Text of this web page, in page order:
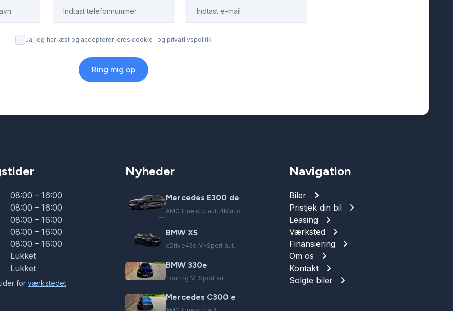
Ja, jeg har læst og accepterer jeres cookie- og privatlivspolitik
Ring mig op
08:00 – 16:00
08:00 – 16:00
08:00 – 16:00
08:00 – 16:00
08:00 – 16:00
Lukket
Lukket
for værkstedet
Nyheder
Mercedes E300 de
AMG Line stc. aut. 4Matic
BMW X5
xDrive45e M-Sport aut.
BMW 330e
Touring M-Sport aut.
Mercedes C300 e
Navigation
Biler
Pristjek din bil
Leasing
Værksted
Finansiering
Om os
Kontakt
Solgte biler